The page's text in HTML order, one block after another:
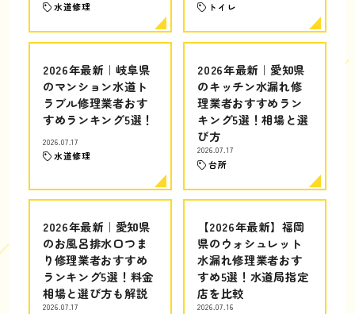
水道修理 トイレ
2026年最新｜岐阜県
のマンション水道ト
ラブル修理業者おす
すめランキング5選！
2026.07.17
水道修理
2026年最新｜愛知県
のキッチン水漏れ修
理業者おすすめラン
キング5選！相場と選
び方
2026.07.17
台所
2026年最新｜愛知県
のお風呂排水口つま
り修理業者おすすめ
ランキング5選！料金
相場と選び方も解説
2026.07.17
【2026年最新】福岡
県のウォシュレット
水漏れ修理業者おす
すめ5選！水道局指定
店を比較
2026.07.16